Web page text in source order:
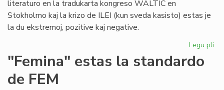
literaturo en la tradukarta kongreso WALTIC en
Stokholmo kaj la krizo de ILEI (kun sveda kasisto) estas je
la du ekstremoj, pozitive kaj negative.
Legu pli
"Femina" estas la standardo
de FEM